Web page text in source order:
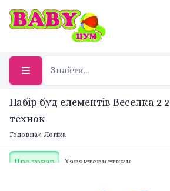
Набір буд елементів Веселка 2
технок
Головна< Логіка
Про товар Характеристики